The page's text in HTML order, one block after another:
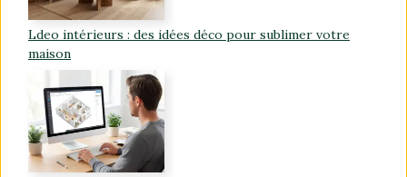
Ldeo intérieurs : des idées déco pour sublimer votre
maison